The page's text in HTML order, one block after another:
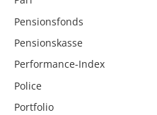
Pensionsfonds
Pensionskasse
Performance-Index
Police
Portfolio